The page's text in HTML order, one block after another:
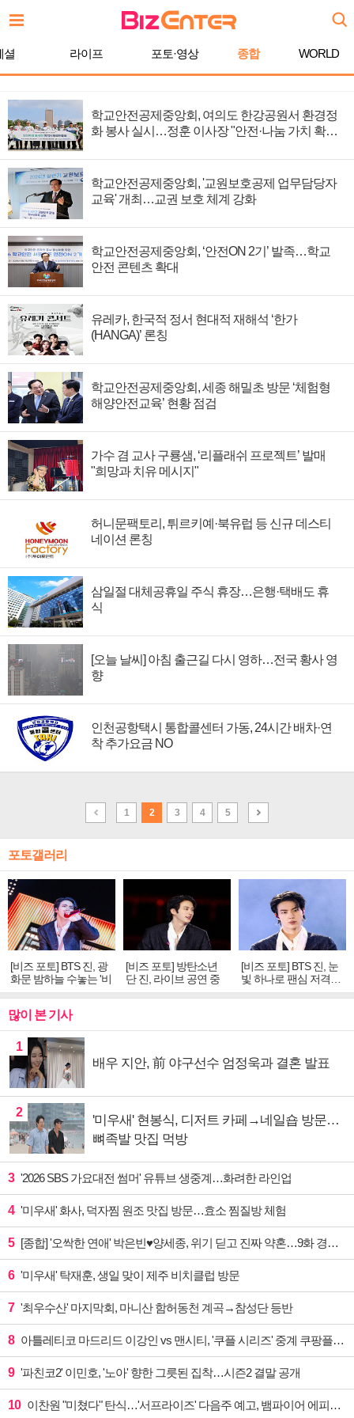
셜 라이프 포토·영상 종합 WORLD
학교안전공제중앙회, 여의도 한강공원서 환경정
화 봉사 실시…정훈 이사장 "안전·나눔 가치 확
학교안전공제중앙회, '교원보호공제 업무담당자
교육' 개최…교권 보호 체계 강화
학교안전공제중앙회, ‘안전ON 2기’ 발족…학교
안전 콘텐츠 확대
유레카, 한국적 정서 현대적 재해석 ‘한가
(HANGA)’ 론칭
학교안전공제중앙회, 세종 해밀초 방문 ‘체험형
해양안전교육’ 현황 점검
가수 겸 교사 구룡샘, ‘리플래쉬 프로젝트’ 발매
"희망과 치유 메시지"
허니문팩토리, 튀르키예·북유럽 등 신규 데스티
네이션 론칭
삼일절 대체공휴일 주식 휴장…은행·택배도 휴
식
[오늘 날씨] 아침 출근길 다시 영하…전국 황사 영
향
인천공항택시 통합콜센터 가동, 24시간 배차·연
착 추가요금 NO
1 2 3 4 5
포토갤러리
[비즈 포토] BTS 진, 광
화문 밤하늘 수놓는 '비
주얼 킹'의 열창
[비즈 포토] 방탄소년
단 진, 라이브 공연 중
빛나는 독보적 아우라
[비즈 포토] BTS 진, 눈
빛 하나로 팬심 저격…
독보적 카리스마
많이 본 기사
1
배우 지안, 前 야구선수 엄정욱과 결혼 발표
2
'미우새' 현봉식, 디저트 카페→네일숍 방문…
뼈족발 맛집 먹방
3 '2026 SBS 가요대전 썸머' 유튜브 생중계…화려한 라인업
4 '미우새' 화사, 덕자찜 원조 맛집 방문…효소 찜질방 체험
5 [종합] '오싹한 연애' 박은빈♥양세종, 위기 딛고 진짜 약혼…9화 경영권 사수 작전 예고
6 '미우새' 탁재훈, 생일 맞이 제주 비치클럽 방문
7 '최우수산' 마지막회, 마니산 함허동천 계곡→참성단 등반
8 아틀레티코 마드리드 이강인 vs 맨시티, '쿠플 시리즈' 중계 쿠팡플레이
9 '파친코2' 이민호, '노아' 향한 그릇된 집착…시즌2 결말 공개
10 이찬원 "미쳤다" 탄식…'서프라이즈' 다음주 예고, 뱀파이어 에피소드